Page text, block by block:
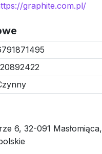
graphite.com.pl/
6, 32-091 Masłomiąca,